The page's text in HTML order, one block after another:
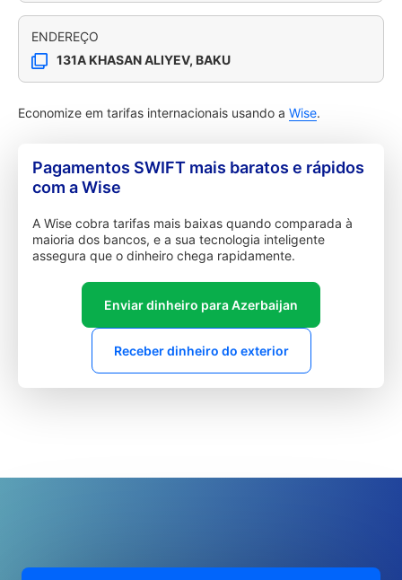
ENDEREÇO
131A KHASAN ALIYEV, BAKU
Economize em tarifas internacionais usando a Wise.
Pagamentos SWIFT mais baratos e rápidos
com a Wise
A Wise cobra tarifas mais baixas quando comparada à
maioria dos bancos, e a sua tecnologia inteligente
assegura que o dinheiro chega rapidamente.
Enviar dinheiro para Azerbaijan
Receber dinheiro do exterior